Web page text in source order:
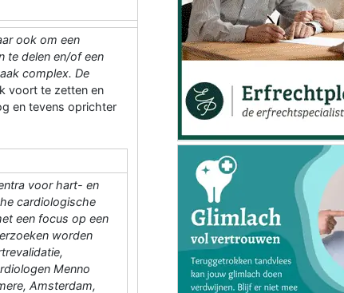
ook om een
te delen en/of een
complex. De
voort te zetten en
en tevens oprichter
voor hart- en
cardiologische
een focus op een
worden
Menno
Amsterdam,